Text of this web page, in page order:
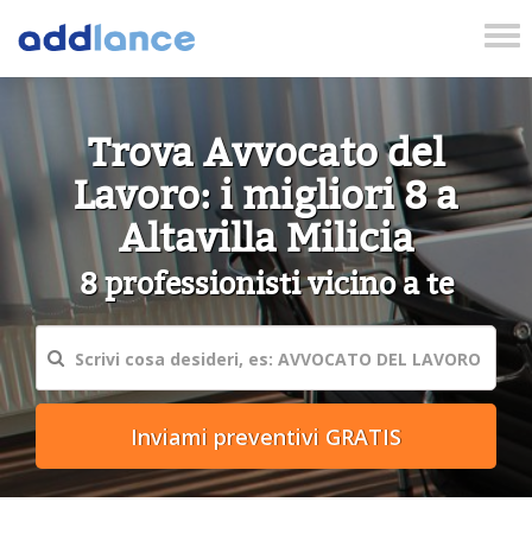
Trova Avvocato del
Lavoro: i migliori 8 a
Altavilla Milicia
8 professionisti vicino a te